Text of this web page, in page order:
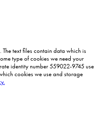
text files contain data which is
type of cookies we need your
identity number 559022-9745 use
cookies we use and storage